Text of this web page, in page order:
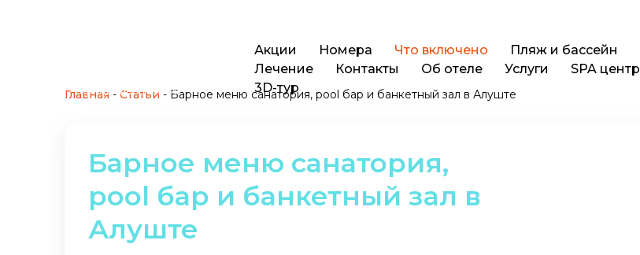
Официальный сайт
Акции Номера Что включено
Пляж и бассейн
Лечение
Контакты Об отеле Услуги
SPA центр
3D-тур
Главная -Статьи - Барное меню санатория, pool бар и банкетный зал в Алуште
Барное меню санатория,
pool бар и банкетный зал в
Алуште